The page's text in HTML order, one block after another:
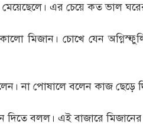
মেয়েছেলে। এর চেয়ে কত ভাল
মিজান। চোখে যেন
না পোষালে বলেন কাজ ছেড়ে
বলল। এই বাজারে মিজানের